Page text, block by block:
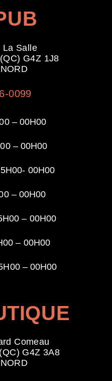
La Salle
G4Z 1J8
0099
– 00H00
– 00H00
00H00
– 00H00
– 00H00
– 00H00
– 00H00
Comeau
G4Z 3A8